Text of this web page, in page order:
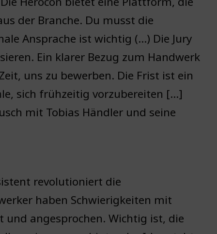
der Branche. Du musst die
Ansprache ist wichtig (…) Die Jury
Ein klarer Bezug zum Handwerk
uns zu bewerben. Die Frist ist ein
sich frühzeitig vorzubereiten […]
mit Tobias Händler und seine
revolutioniert die
haben Schwierigkeiten mit
und angesprochen. Wichtig ist, die